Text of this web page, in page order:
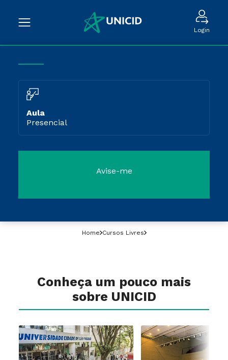
Login
Home Cursos Livres
Aula
Presencial
Avise-me
Conheça um pouco mais
sobre UNICID